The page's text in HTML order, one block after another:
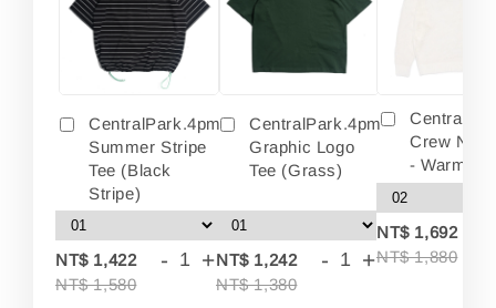
CentralPark.4pm
Summer Stripe
Tee (Black
Stripe)
NT$ 1,422
NT$ 1,580
- +
CentralPark.4pm
Graphic Logo
Tee (Grass)
NT$ 1,242
NT$ 1,380
- +
Crew
- Warm
NT$ 1,692
NT$ 1,880